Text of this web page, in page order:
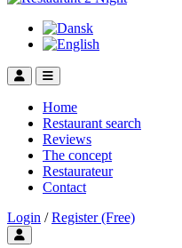
Home
Restaurant search
Reviews
The concept
Restaurateur
Contact
Login / Register (Free)
Toggle user menu